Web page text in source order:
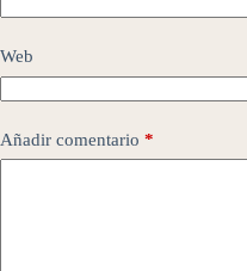
Web
Añadir comentario *